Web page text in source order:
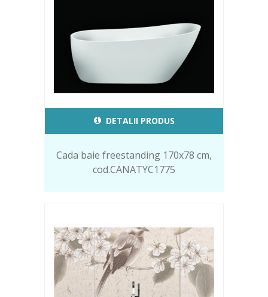
DETALII PRODUS
Cada baie freestanding 170x78 cm,
cod.CANATYC1775